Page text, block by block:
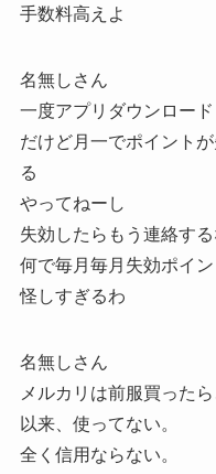
手数料高えよ
名無しさん
一度アプリダウンロー
だけど月一でポイント
る
やってねーし
失効したらもう連絡する
何で毎月毎月失効ポイ
怪しすぎるわ
名無しさん
メルカリは前服買った
以来、使ってない。
全く信用ならない。